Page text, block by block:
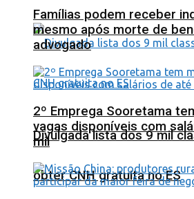
Divulgada lista dos 9 mil
obter CNH gratuita no ES
Famílias podem receber
mesmo após morte de
advogado
2º Emprega Sooretama
vagas disponíveis com
mil